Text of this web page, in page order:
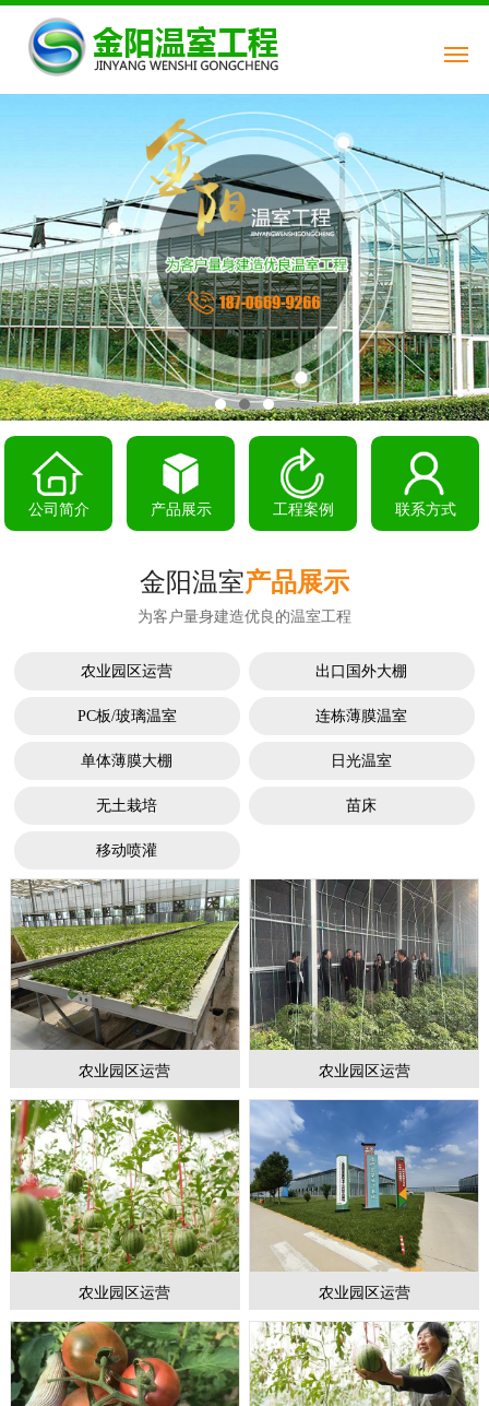
1
公司简介 产品展示 工程案例 联系方式
金阳温室产品展示
为客户量身建造优良的温室工程
农业园区运营 出口国外大棚
PC板/玻璃温室 连栋薄膜温室
单体薄膜大棚 日光温室
无土栽培 苗床
移动喷灌
农业园区运营 农业园区运营
农业园区运营 农业园区运营